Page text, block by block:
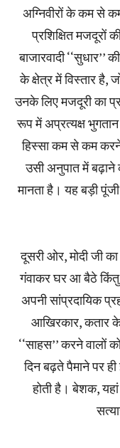
अग्निवीरों के कम से
प्रशिक्षित मजदूरों
बाजारवादी
के क्षेत्र में विस्तार
उनके लिए मजदूरी का
रूप में अप्रत्यक्ष
हिस्सा कम से कम
उसी अनुपात में
मानता है। यह बड़ी
दूसरी ओर, मोदी जी
गंवाकर घर आ बैठे किंतु
अपनी सांप्रदायिक
आखिरकार, कतार
‘‘साहस’’ करने वालों
दिन बढ़ते पैमाने पर
होती है। बेशक,